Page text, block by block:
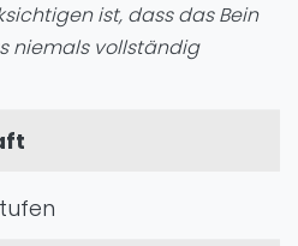
ist, dass das Bein
niemals vollständig